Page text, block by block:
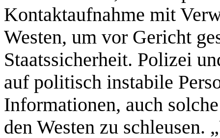
Kontaktaufnahme mit
Westen, um vor Gericht
Staatssicherheit. Polizei
auf politisch instabile
Informationen, auch
den Westen zu schleusen.